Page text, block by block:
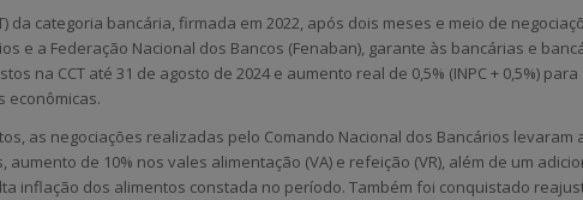
da categoria bancária, firmada em 2022, após dois meses e meio de
e a Federação Nacional dos Bancos (Fenaban), garante às bancárias e
na CCT até 31 de agosto de 2024 e aumento real de 0,5% (INPC + 0,5%) para
econômicas.
as negociações realizadas pelo Comando Nacional dos Bancários levaram
de 10% nos vales alimentação (VA) e refeição (VR), além de um
inflação dos alimentos constada no período. Também foi conquistado